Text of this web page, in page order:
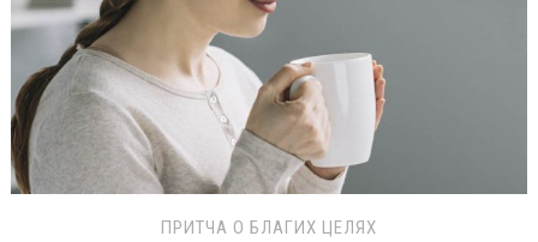
ПРИТЧА О БЛАГИХ ЦЕЛЯХ